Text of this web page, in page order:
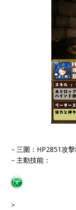
－三圍：HP2851攻
－主動技能：
＞